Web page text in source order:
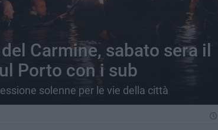
Carmine, sabato sera il
Porto con i sub
solenne per le vie della città